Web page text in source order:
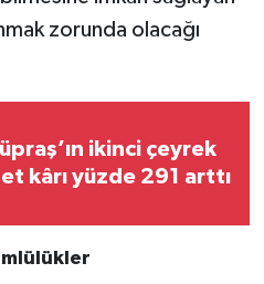
zorunda olacağı
ikinci çeyrek
kârı yüzde 291 arttı